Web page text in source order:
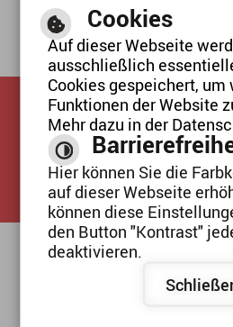
SCHRIFTGRÖSSE /
Inhalte/ Hilfe/
Kindertagesstätte
91083
Cookies
Auf dieser Webseite
ausschließlich
Cookies gespeichert,
Funktionen der Website
Mehr dazu in der
Hier können Sie die
auf dieser Webseite
können diese
den Button "Kontrast"
deaktivieren.